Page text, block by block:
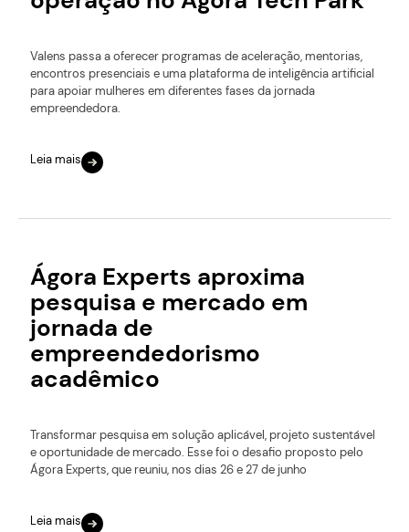
Valens passa a oferecer programas de aceleração, mentorias,
encontros presenciais e uma plataforma de inteligência artificial
para apoiar mulheres em diferentes fases da jornada
empreendedora.
Leia mais
Ágora Experts aproxima
pesquisa e mercado em
jornada de
empreendedorismo
acadêmico
Transformar pesquisa em solução aplicável, projeto sustentável
e oportunidade de mercado. Esse foi o desafio proposto pelo
Ágora Experts, que reuniu, nos dias 26 e 27 de junho
Leia mais